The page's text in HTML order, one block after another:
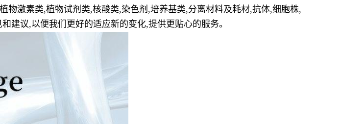
激素类,植物试剂类,核酸类,染色剂,培养基类,分离材料及耗材,抗体,细胞株,
建议,以便我们更好的适应新的变化,提供更贴心的服务。